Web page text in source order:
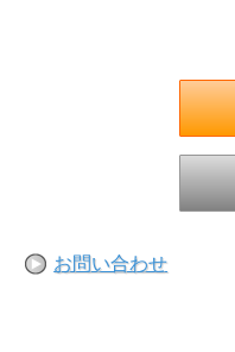
お問い合わせ